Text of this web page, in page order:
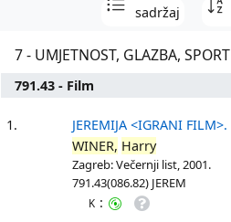
sadržaj
7 - UMJETNOST, GLAZBA, SPORT
791.43 - Film
1.
JEREMIJA <IGRANI FILM>.
WINER, Harry
Zagreb: Večernji list, 2001.
791.43(086.82) JEREM
K :